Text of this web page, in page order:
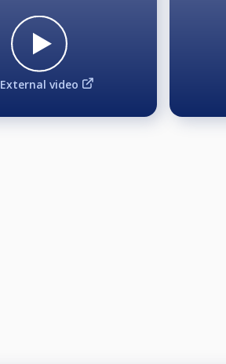
External video